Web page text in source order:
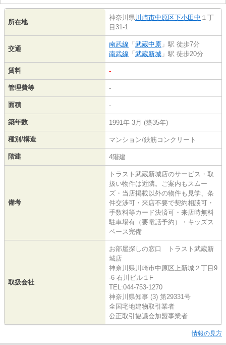
所在地
神奈川県川崎市中原区下小田中 １丁
目31-1
交通
南武線 「 武蔵中原 」駅 徒歩7分
南武線 「 武蔵新城 」駅 徒歩20分
賃料 -
管理費等 -
面積 -
築年数 1991年 3月 (築35年)
種別/構造 マンション/鉄筋コンクリート
階建 4階建
備考
トラスト武蔵新城店のサービス・取
扱い物件は近隣。ご案内もスムー
ズ・当店掲載以外の物件も見学、条
件交渉可・来店不要で契約相談可・
手数料等カード決済可・来店時無料
駐車場有（要電話予約）・キッズス
ペース完備
取扱会社
お部屋探しの窓口 トラスト武蔵新
城店
神奈川県川崎市中原区上新城２丁目9
-6 石川ビル１F
TEL:044-753-1270
神奈川県知事 (3) 第29331号
全国宅地建物取引業者
公正取引協議会加盟事業者
情報の見方